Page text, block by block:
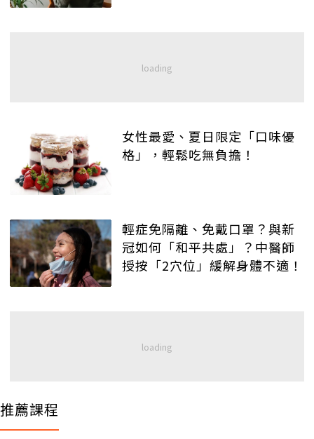
女性最愛、夏日限定「口味優
格」，輕鬆吃無負擔！
輕症免隔離、免戴口罩？與新
冠如何「和平共處」？中醫師
授按「2穴位」緩解身體不適！
推薦課程